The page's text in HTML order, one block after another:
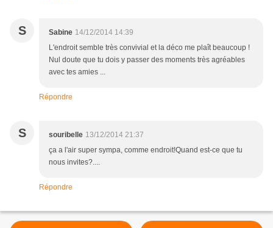
S Sabine 14/12/2014 14:39
L'endroit semble très convivial et la déco me plaît beaucoup !
Nul doute que tu dois y passer des moments très agréables
avec tes amies ...
Répondre
S souribelle 13/12/2014 21:37
ça a l'air super sympa, comme endroit!Quand est-ce que tu
nous invites?....
Répondre